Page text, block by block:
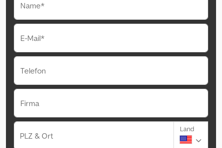
Name*
E-Mail*
Telefon
Firma
PLZ & Ort
Land